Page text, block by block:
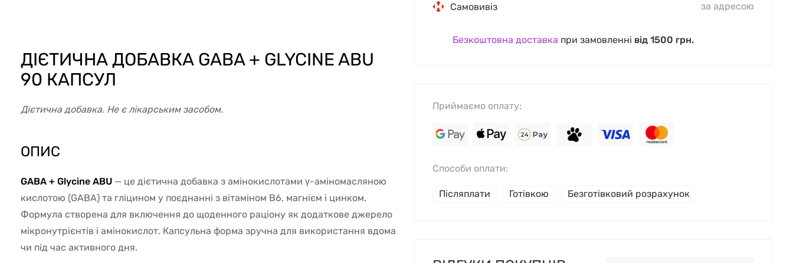
ДІЄТИЧНА ДОБАВКА GABA + GLYCINE ABU
90 КАПСУЛ
Дієтична добавка. Не є лікарським засобом.
ОПИС
GABA + Glycine ABU — це дієтична добавка з амінокислотами γ-аміномасляною
кислотою (GABA) та гліцином у поєднанні з вітаміном B6, магнієм і цинком.
Формула створена для включення до щоденного раціону як додаткове джерело
мікронутрієнтів і амінокислот. Капсульна форма зручна для використання вдома
чи під час активного дня.
Самовивіз за адресою
Безкоштовна доставка при замовленні від 1500 грн.
Приймаємо оплату:
Способи оплати:
Післяплати Готівкою Безготівковий розрахунок